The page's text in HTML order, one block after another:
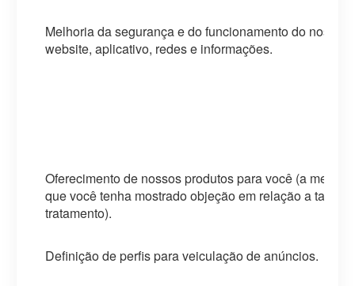
Melhoria da segurança e do funcionamento do nosso
website, aplicativo, redes e informações.
Oferecimento de nossos produtos para você (a menos
que você tenha mostrado objeção em relação a tal
tratamento).
Definição de perfis para veiculação de anúncios.